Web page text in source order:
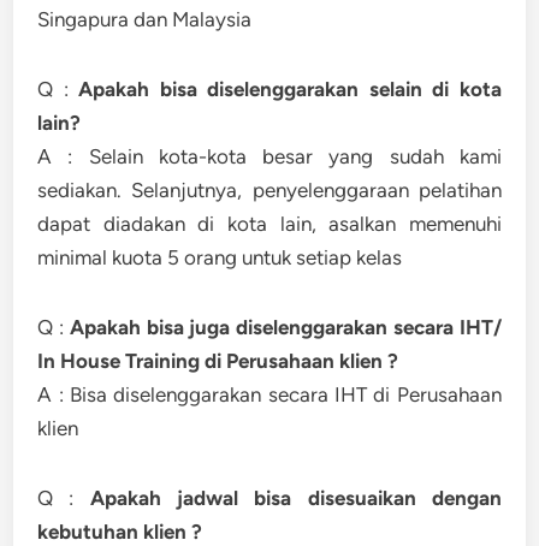
Singapura dan Malaysia
Q :Apakah bisa diselenggarakan selain di kota
lain?
A : Selain kota-kota besar yang sudah kami
sediakan. Selanjutnya, penyelenggaraan pelatihan
dapat diadakan di kota lain, asalkan memenuhi
minimal kuota 5 orang untuk setiap kelas
Q : Apakah bisa juga diselenggarakan secara IHT/
In House Training di Perusahaan klien ?
A : Bisa diselenggarakan secara IHT di Perusahaan
klien
Q : Apakah jadwal bisa disesuaikan dengan
kebutuhan klien ?